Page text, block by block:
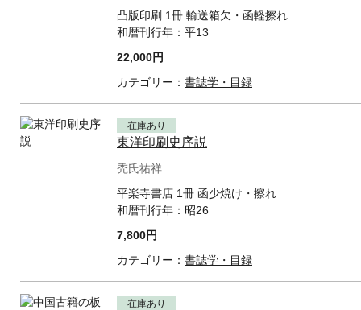
凸版印刷 1冊 輸送箱欠・函軽擦れ
和暦刊行年： 平13
22,000円
カテゴリー： 書誌学・目録
在庫あり
東洋印刷史序説
禿氏祐祥
平楽寺書店 1冊 函少焼け・擦れ
和暦刊行年： 昭26
7,800円
カテゴリー： 書誌学・目録
在庫あり